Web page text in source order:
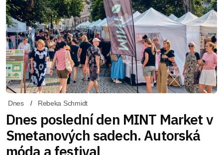
Dnes Rebeka Schmidt
Dnes poslední den MINT Market v
Smetanových sadech. Autorská